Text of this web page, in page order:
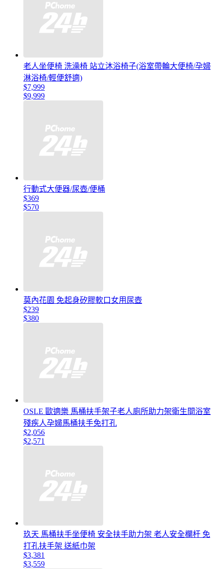
老人坐便椅 洗澡椅 站立沐浴椅子(浴室帶輪大便椅/孕婦
淋浴椅/輕便舒適)
$7,999
$9,999
行動式大便器/尿壺/便桶
$369
$570
莫內花園 免起身矽膠軟口女用尿壺
$239
$380
OSLE 歐適樂 馬桶扶手架子老人廁所助力架衛生間浴室
殘疾人孕婦馬桶扶手免打孔
$2,056
$2,571
玖天 馬桶扶手坐便椅 安全扶手助力架 老人安全欄杆 免
打孔扶手架 送紙巾架
$3,381
$3,559